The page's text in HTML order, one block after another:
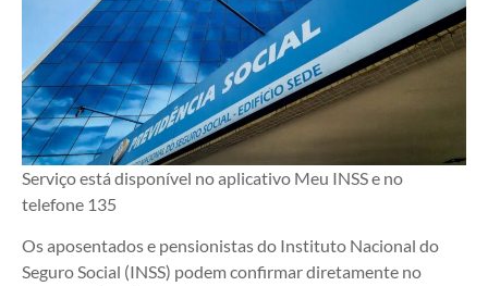
Serviço está disponível no aplicativo Meu INSS e no
telefone 135
Os aposentados e pensionistas do Instituto Nacional do
Seguro Social (INSS) podem confirmar diretamente no